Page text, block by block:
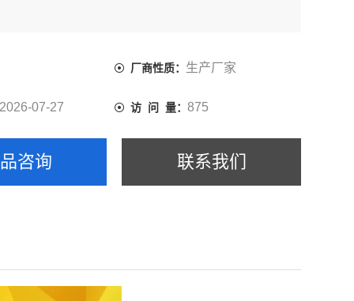
厂商性质： 生产厂家
2026-07-27 访 问 量： 875
咨询 联系我们